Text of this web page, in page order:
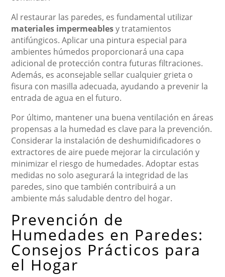
Al restaurar las paredes, es fundamental utilizar
materiales impermeablesy tratamientos
antifúngicos. Aplicar una pintura especial para
ambientes húmedos proporcionará una capa
adicional de protección contra futuras filtraciones.
Además, es aconsejable sellar cualquier grieta o
fisura con masilla adecuada, ayudando a prevenir la
entrada de agua en el futuro.
Por último, mantener una buena ventilación en áreas
propensas a la humedad es clave para la prevención.
Considerar la instalación de deshumidificadores o
extractores de aire puede mejorar la circulación y
minimizar el riesgo de humedades. Adoptar estas
medidas no solo asegurará la integridad de las
paredes, sino que también contribuirá a un
ambiente más saludable dentro del hogar.
Prevención de
Humedades en Paredes:
Consejos Prácticos para
el Hogar